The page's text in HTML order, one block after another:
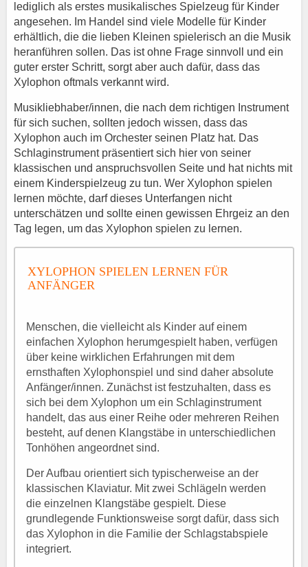
lediglich als erstes musikalisches Spielzeug für Kinder
angesehen. Im Handel sind viele Modelle für Kinder
erhältlich, die die lieben Kleinen spielerisch an die Musik
heranführen sollen. Das ist ohne Frage sinnvoll und ein
guter erster Schritt, sorgt aber auch dafür, dass das
Xylophon oftmals verkannt wird.
Musikliebhaber/innen, die nach dem richtigen Instrument
für sich suchen, sollten jedoch wissen, dass das
Xylophon auch im Orchester seinen Platz hat. Das
Schlaginstrument präsentiert sich hier von seiner
klassischen und anspruchsvollen Seite und hat nichts mit
einem Kinderspielzeug zu tun. Wer Xylophon spielen
lernen möchte, darf dieses Unterfangen nicht
unterschätzen und sollte einen gewissen Ehrgeiz an den
Tag legen, um das Xylophon spielen zu lernen.
XYLOPHON SPIELEN LERNEN FÜR
ANFÄNGER
Menschen, die vielleicht als Kinder auf einem
einfachen Xylophon herumgespielt haben, verfügen
über keine wirklichen Erfahrungen mit dem
ernsthaften Xylophonspiel und sind daher absolute
Anfänger/innen. Zunächst ist festzuhalten, dass es
sich bei dem Xylophon um ein Schlaginstrument
handelt, das aus einer Reihe oder mehreren Reihen
besteht, auf denen Klangstäbe in unterschiedlichen
Tonhöhen angeordnet sind.
Der Aufbau orientiert sich typischerweise an der
klassischen Klaviatur. Mit zwei Schlägeln werden
die einzelnen Klangstäbe gespielt. Diese
grundlegende Funktionsweise sorgt dafür, dass sich
das Xylophon in die Familie der Schlagstabspiele
integriert.